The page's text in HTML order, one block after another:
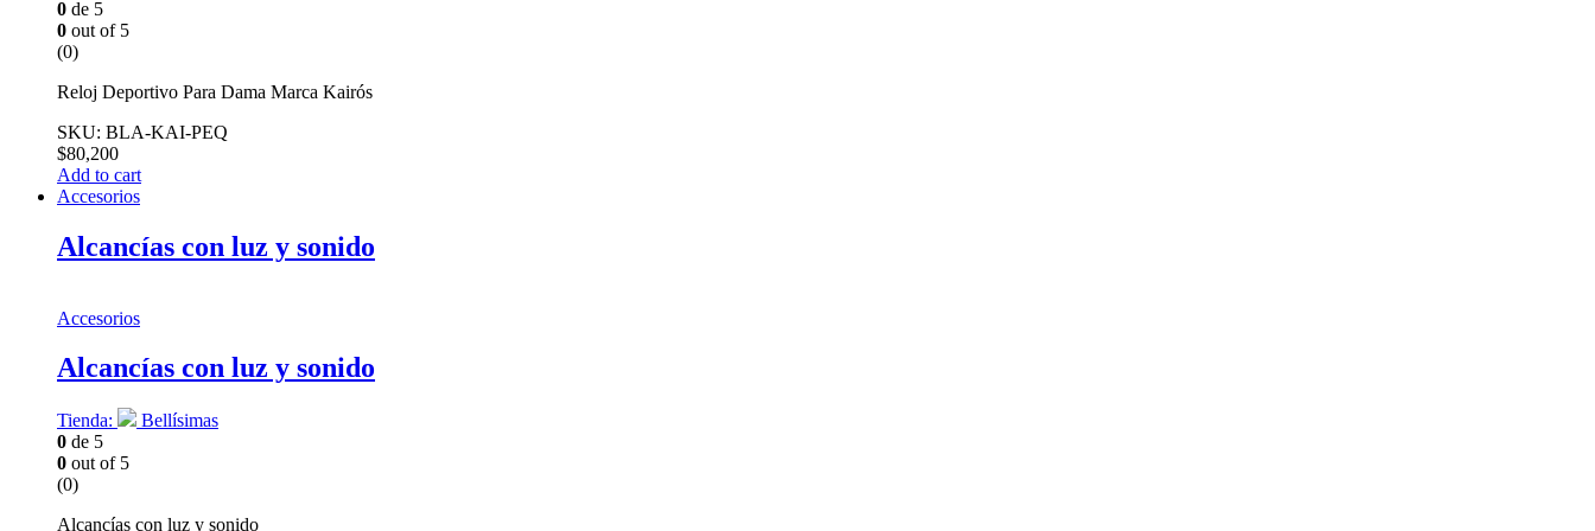
0 de 5
0 out of 5
(0)
Reloj Deportivo Para Dama Marca Kairós
SKU: BLA-KAI-PEQ
$80,200
Add to cart
Accesorios
Alcancías con luz y sonido
Accesorios
Alcancías con luz y sonido
Tienda:
Bellísimas
0 de 5
0 out of 5
(0)
Alcancías con luz y sonido